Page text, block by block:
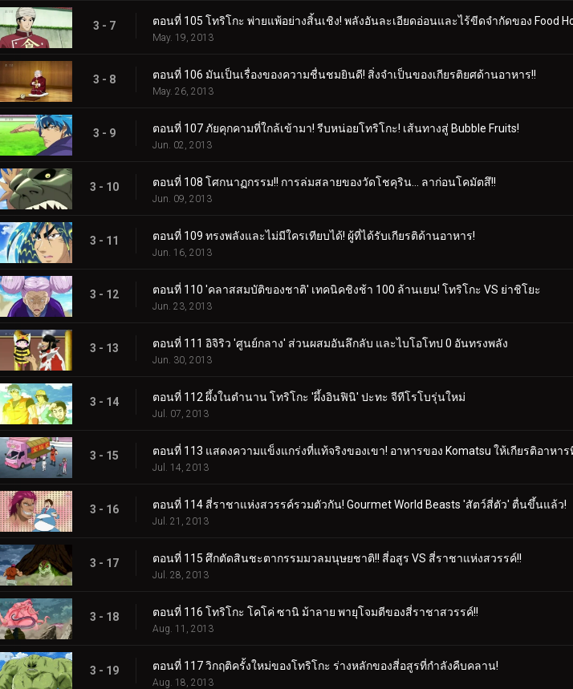
3 - 7 ตอนที่ 105 โทริโกะ พ่ายแพ้อย่างสิ้นเชิง! พลังอันละเอียดอ่อนและไร้ขีดจำกัดของ Food
May. 19, 2013
3 - 8 ตอนที่ 106 มันเป็นเรื่องของความชื่นชมยินดี! สิ่งจำเป็นของเกียรติยศด้านอาหาร!!
May. 26, 2013
3 - 9 ตอนที่ 107 ภัยคุกคามที่ใกล้เข้ามา! รีบหน่อยโทริโกะ! เส้นทางสู่ Bubble Fruits!
Jun. 02, 2013
3 - 10 ตอนที่ 108 โศกนาฏกรรม!! การล่มสลายของวัดโชคุริน... ลาก่อนโคมัตสึ!!
Jun. 09, 2013
3 - 11 ตอนที่ 109 ทรงพลังและไม่มีใครเทียบได้! ผู้ที่ได้รับเกียรติด้านอาหาร!
Jun. 16, 2013
3 - 12 ตอนที่ 110 'คลาสสมบัติของชาติ' เทคนิคชิงช้า 100 ล้านเยน! โทริโกะ VS ย่าชิโยะ
Jun. 23, 2013
3 - 13 ตอนที่ 111 อิจิริว 'ศูนย์กลาง' ส่วนผสมอันลึกลับ และไบโอโทป 0 อันทรงพลัง
Jun. 30, 2013
3 - 14 ตอนที่ 112 ผึ้งในตำนาน โทริโกะ 'ผึ้งอินฟินิ' ปะทะ จีทีโรโบรุ่นใหม่
Jul. 07, 2013
3 - 15 ตอนที่ 113 แสดงความแข็งแกร่งที่แท้จริงของเขา! อาหารของ Komatsu ให้เกียรติอาหา
Jul. 14, 2013
3 - 16 ตอนที่ 114 สี่ราชาแห่งสวรรค์รวมตัวกัน! Gourmet World Beasts 'สัตว์สี่ตัว' ตื่นขึ้นแล้ว!
Jul. 21, 2013
3 - 17 ตอนที่ 115 ศึกตัดสินชะตากรรมมวลมนุษยชาติ!! สี่อสูร VS สี่ราชาแห่งสวรรค์!!
Jul. 28, 2013
3 - 18 ตอนที่ 116 โทริโกะ โคโค่ ซานิ ม้าลาย พายุโจมตีของสี่ราชาสวรรค์!!
Aug. 11, 2013
3 - 19 ตอนที่ 117 วิกฤติครั้งใหม่ของโทริโกะ ร่างหลักของสี่อสูรที่กำลังคืบคลาน!
Aug. 18, 2013